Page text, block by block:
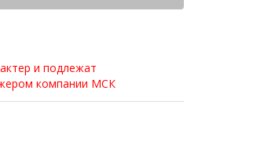
и подлежат
компании МСК